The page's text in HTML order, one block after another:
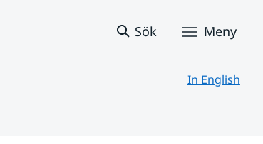
Sök Meny
In English